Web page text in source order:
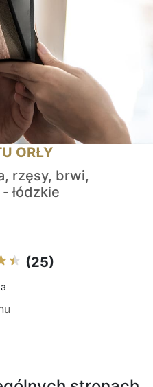
ORŁY
rzęsy, brwi,
łódzkie
(25)